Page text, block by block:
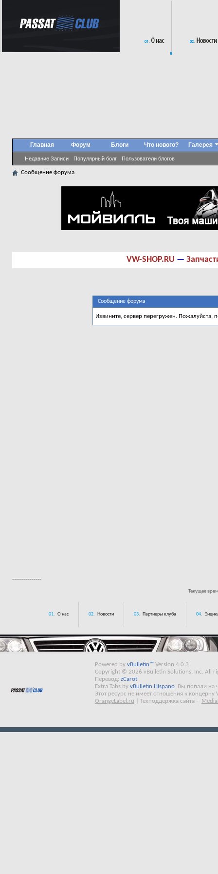
Главная Форум Блоги
Недавние Записи Популярный болг Пользователи блогов
Что нового? Галерея
Сообщение форума
VW-SHOP.RU —
Сообщение форума
Извините, сервер перегружен. Пожалуйста,
---------------
Текущее
01. О нас 02. Новости 03. Партнеры клуба 04.
Powered by vBulletin™ Version 4.0.3
Copyright © 2026 vBulletin Solutions, Inc. All
Перевод: zCarot
Extra Tabs by vBulletin Hispano
Вы попали на
Этот ресурс не имеет отношения к концерну
OrangeLabel.ru
Техподдержка сайта --